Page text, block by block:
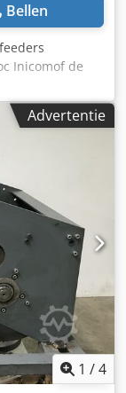
Bellen
Inicomof de
Advertentie
1 /4